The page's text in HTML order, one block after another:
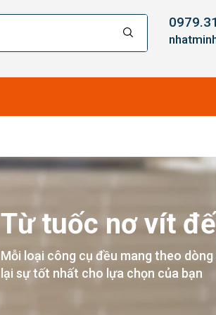
Từ tuốc nơ vít
Mỗi loại công cụ đều mang theo
lại sự tốt nhất cho lựa chọn của bạn